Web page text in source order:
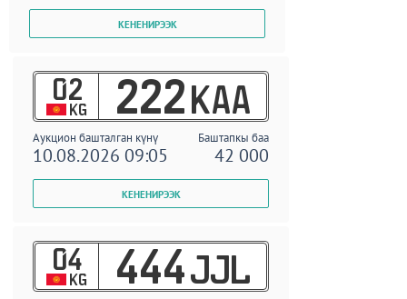
02
KG 222 KAA
Аукцион башталган күнү Баштапкы баа
10.08.2026 09:05 42 000
04
KG 444 JJL